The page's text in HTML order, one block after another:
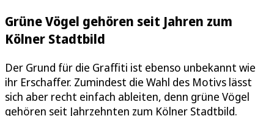
Grüne Vögel gehören seit Jahren zum
Kölner Stadtbild
Der Grund für die Graffiti ist ebenso unbekannt wie
ihr Erschaffer. Zumindest die Wahl des Motivs lässt
sich aber recht einfach ableiten, denn grüne Vögel
gehören seit Jahrzehnten zum Kölner Stadtbild.